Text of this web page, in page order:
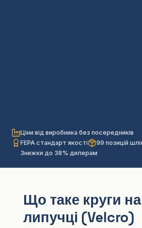
Ціни від виробника без посередників
FEPA стандарт якості
99 позицій
Знижки до 38% дилерам
Що таке круги на
липучці (Velcro)